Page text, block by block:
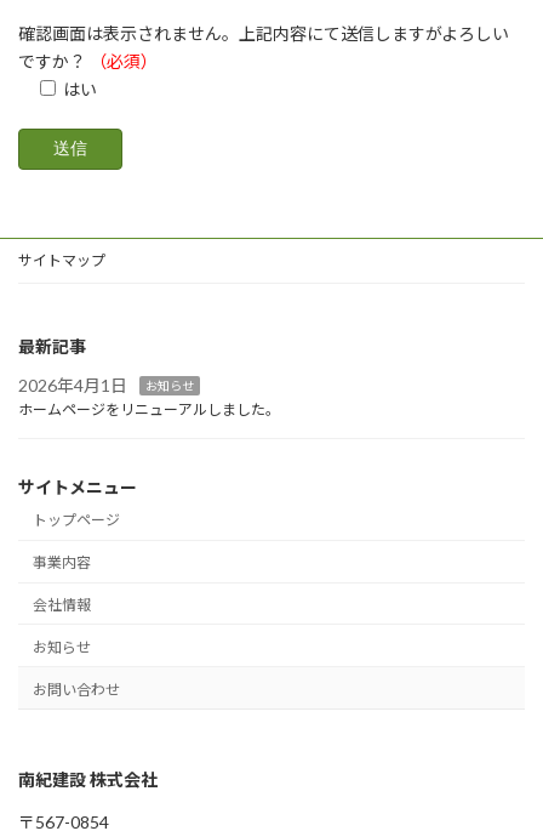
確認画面は表示されません。上記内容にて送信しますがよろしい
ですか？
（必須）
はい
サイトマップ
最新記事
2026年4月1日
お知らせ
ホームページをリニューアルしました。
サイトメニュー
トップページ
事業内容
会社情報
お知らせ
お問い合わせ
南紀建設 株式会社
〒567-0854